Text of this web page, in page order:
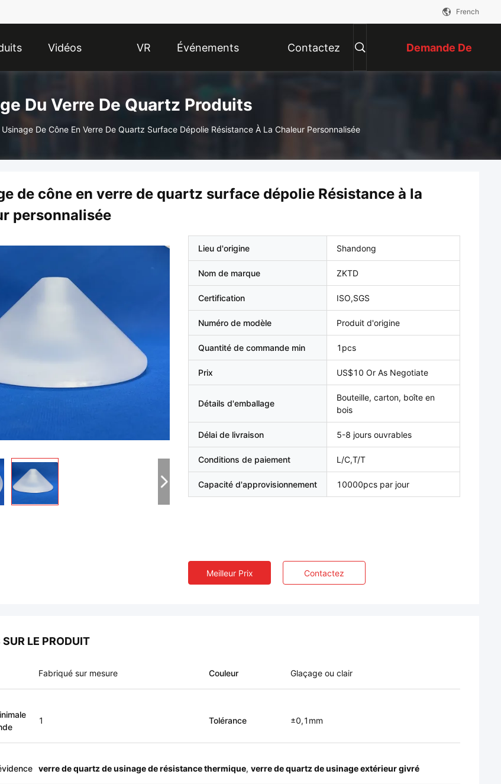
French
Vidéos VR Événements Contactez Demande De
Du Verre De Quartz Produits
Usinage De Cône En Verre De Quartz Surface Dépolie Résistance À La Chaleur Personnalisée
de cône en verre de quartz surface dépolie Résistance à la
personnalisée
Lieu d'origine Shandong
Nom de marque ZKTD
Certification ISO,SGS
Numéro de modèle Produit d'origine
Quantité de commande min 1pcs
Prix US$10 Or As Negotiate
Détails d'emballage
Bouteille, carton, boîte en
bois
Délai de livraison 5-8 jours ouvrables
Conditions de paiement L/C,T/T
Capacité d'approvisionnement 10000pcs par jour
Meilleur Prix Contactez
SUR LE PRODUIT
Fabriqué sur mesure Couleur Glaçage ou clair
1 Tolérance ±0,1mm
verre de quartz de usinage de résistance thermique, verre de quartz de usinage extérieur givré